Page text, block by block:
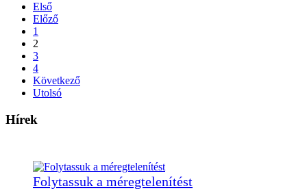
Első
Előző
1
2
3
4
Következő
Utolsó
Hírek
Folytassuk a méregtelenítést